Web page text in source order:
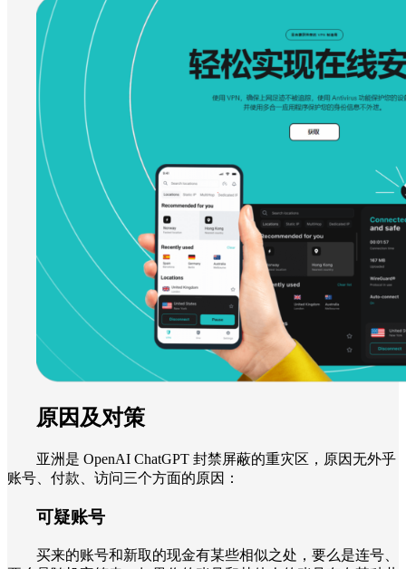
原因及对策
亚洲是 OpenAI ChatGPT 封禁屏蔽的重灾区，原因无外乎
账号、付款、访问三个方面的原因：
可疑账号
买来的账号和新取的现金有某些相似之处，要么是连号、